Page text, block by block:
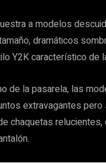
a modelos
dramáticos
Y2K característico de
de la pasarela, las
extravagantes
chaquetas